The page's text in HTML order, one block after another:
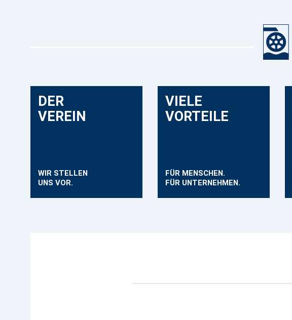
DER
VEREIN
WIR STELLEN
UNS VOR.
VIELE
VORTEILE
FÜR MENSCHEN.
FÜR UNTERNEHMEN.